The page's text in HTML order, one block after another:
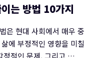
는 방법 10가지
은 현대 사회에서 매우 중
에 부정적인 영향을 미칠
정적인 문제, 그리고 …